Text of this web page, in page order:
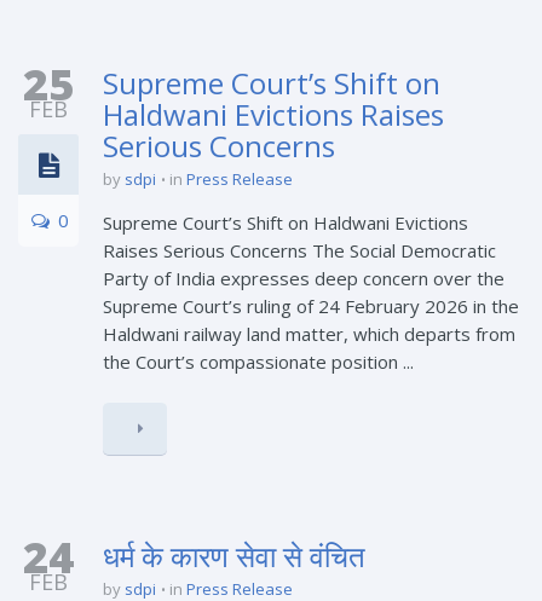
25
FEB
0
Supreme Court’s Shift on
Haldwani Evictions Raises
Serious Concerns
by sdpi in Press Release
Supreme Court’s Shift on Haldwani Evictions
Raises Serious Concerns The Social Democratic
Party of India expresses deep concern over the
Supreme Court’s ruling of 24 February 2026 in the
Haldwani railway land matter, which departs from
the Court’s compassionate position ...
24
FEB
धर्म के कारण सेवा से वंचित
by sdpi in Press Release